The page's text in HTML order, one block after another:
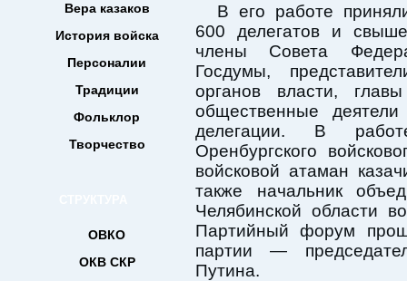
Вера казаков
История войска
Персоналии
Традиции
Фольклор
Творчество
ОВКО
ОКВ СКР
В его работе
600 делегатов и
члены Совета
Госдумы,
органов власти,
общественные
делегации. В
Оренбургского
войсковой атаман
также начальник
Челябинской области
Партийный форум
партии —
Путина.